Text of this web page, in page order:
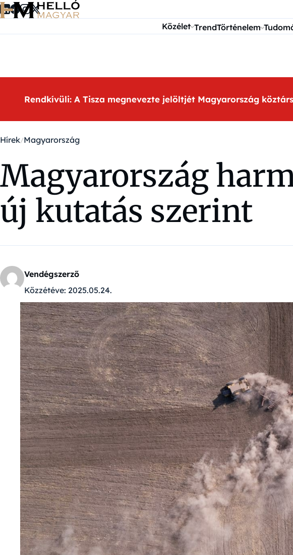
Ugrás a tartalomra
Közélet TrendTörténelem
Rendkívüli: A Tisza megnevezte jelöltjét Magyarország
Hírek Magyarország
Magyarország
új kutatás szerint
Vendégszerző
Közzétéve: 2025.05.24.